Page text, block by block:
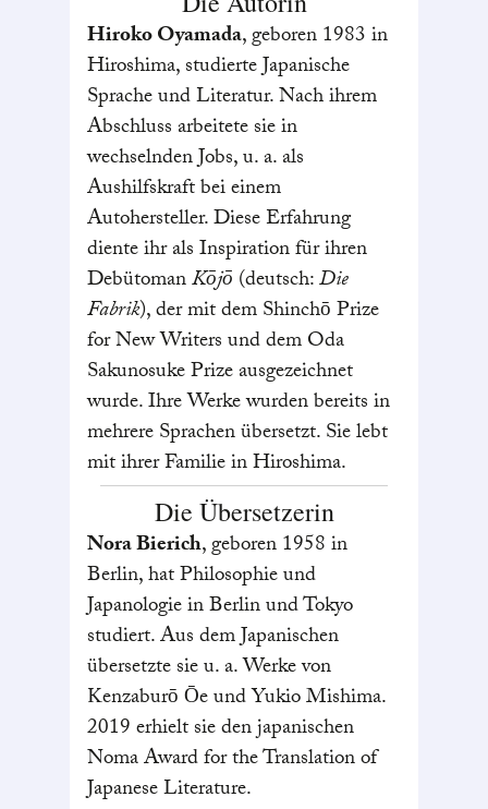
Hiroko Oyamada, geboren 1983 in
Hiroshima, studierte Japanische
Sprache und Literatur. Nach ihrem
Abschluss arbeitete sie in
wechselnden Jobs, u. a. als
Aushilfskraft bei einem
Autohersteller. Diese Erfahrung
diente ihr als Inspiration für ihren
DebütomanKōjō (deutsch:Die
Fabrik), der mit dem Shinchō Prize
for New Writers und dem Oda
Sakunosuke Prize ausgezeichnet
wurde. Ihre Werke wurden bereits in
mehrere Sprachen übersetzt. Sie lebt
mit ihrer Familie in Hiroshima.
Die Übersetzerin
Nora Bierich, geboren 1958 in
Berlin, hat Philosophie und
Japanologie in Berlin und Tokyo
studiert. Aus dem Japanischen
übersetzte sie u. a. Werke von
Kenzaburō Ōe und Yukio Mishima.
2019 erhielt sie den japanischen
Noma Award for the Translation of
Japanese Literature.